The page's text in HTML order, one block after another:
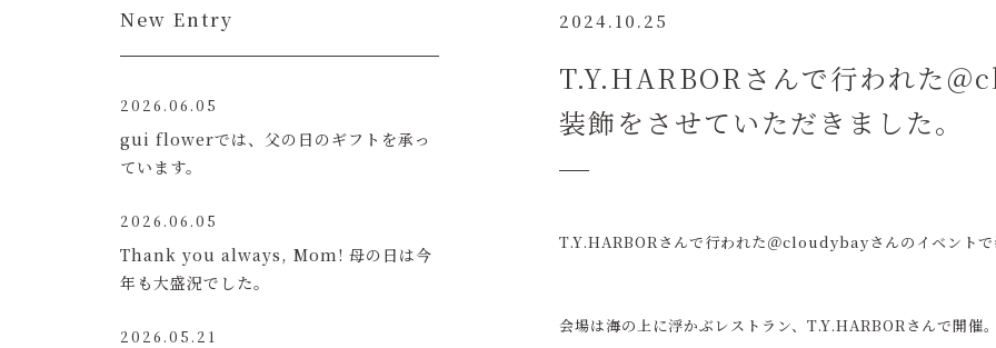
2024.10.25
T.Y.HARBORさんで行われた
装飾をさせていただきました。
T.Y.HARBORさんで行われた＠cloudybayさんのイベントで
会場は海の上に浮かぶレストラン、T.Y.HARBORさんで開催。
New Entry
2026.06.05
gui flowerでは、父の日のギフトを承っ
ています。
2026.06.05
Thank you always, Mom! 母の日は今
年も大盛況でした。
2026.05.21